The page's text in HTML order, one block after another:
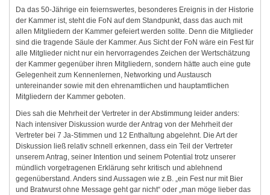
Da das 50-Jährige ein feiernswertes, besonderes Ereignis in der Historie
der Kammer ist, steht die FoN auf dem Standpunkt, dass das auch mit
allen Mitgliedern der Kammer gefeiert werden sollte. Denn die Mitglieder
sind die tragende Säule der Kammer. Aus Sicht der FoN wäre ein Fest für
alle Mitglieder nicht nur ein hervorragendes Zeichen der Wertschätzung
der Kammer gegenüber ihren Mitgliedern, sondern hätte auch eine gute
Gelegenheit zum Kennenlernen, Networking und Austausch
untereinander sowie mit den ehrenamtlichen und hauptamtlichen
Mitgliedern der Kammer geboten.
Dies sah die Mehrheit der Vertreter in der Abstimmung leider anders:
Nach intensiver Diskussion wurde der Antrag von der Mehrheit der
Vertreter bei 7 Ja-Stimmen und 12 Enthaltung abgelehnt. Die Art der
Diskussion ließ relativ schnell erkennen, dass ein Teil der Vertreter
unserem Antrag, seiner Intention und seinem Potential trotz unserer
mündlich vorgetragenen Erklärung sehr kritisch und ablehnend
gegenüberstand. Anders sind Aussagen wie z.B. „ein Fest nur mit Bier
und Bratwurst ohne Message geht gar nicht“ oder „man möge lieber das